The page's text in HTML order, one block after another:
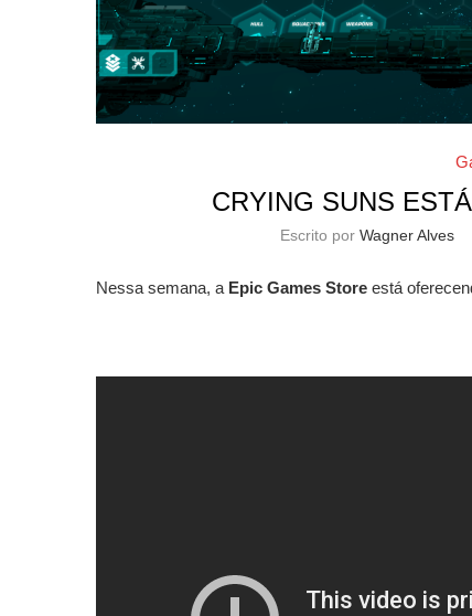
CRYING SUNS
Escrito porWagner Alves
Nessa semana, a Epic Games Store está